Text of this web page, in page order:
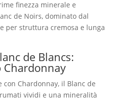
finezza minerale e
de Noirs, dominato dal
per struttura cremosa e lunga
de Blancs:
Chardonnay
con Chardonnay, il Blanc de
vividi e una mineralità